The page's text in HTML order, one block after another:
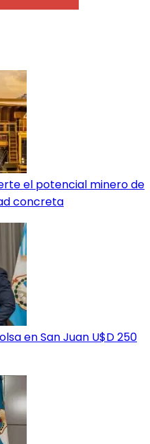
el potencial minero de
concreta
en San Juan U$D 250